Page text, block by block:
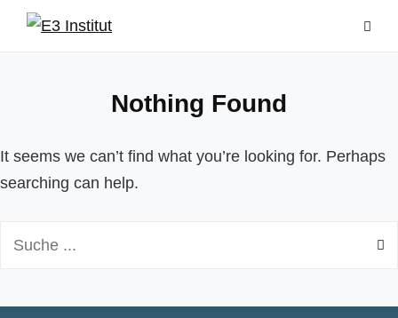
Skip
Nothing Found
It seems we can’t find what you’re looking for. Perhaps
searching can help.